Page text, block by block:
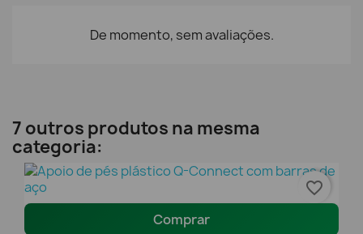
De momento, sem avaliações.
7 outros produtos na mesma
categoria:
Comprar
favorite_border